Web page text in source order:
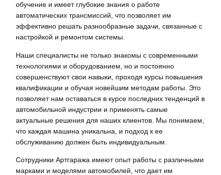
обучение и имеет глубокие знания о работе
автоматических трансмиссий, что позволяет им
эффективно решать разнообразные задачи, связанные с
настройкой и ремонтом системы.
Наши специалисты не только знакомы с современными
технологиями и оборудованием, но и постоянно
совершенствуют свои навыки, проходя курсы повышения
квалификации и обучая новейшим методам работы. Это
позволяет нам оставаться в курсе последних тенденций в
автомобильной индустрии и применять самые
актуальные решения для наших клиентов. Мы понимаем,
что каждая машина уникальна, и подход к ее
обслуживанию должен быть индивидуальным.
Сотрудники Артгаража имеют опыт работы с различными
марками и моделями автомобилей, что дает им